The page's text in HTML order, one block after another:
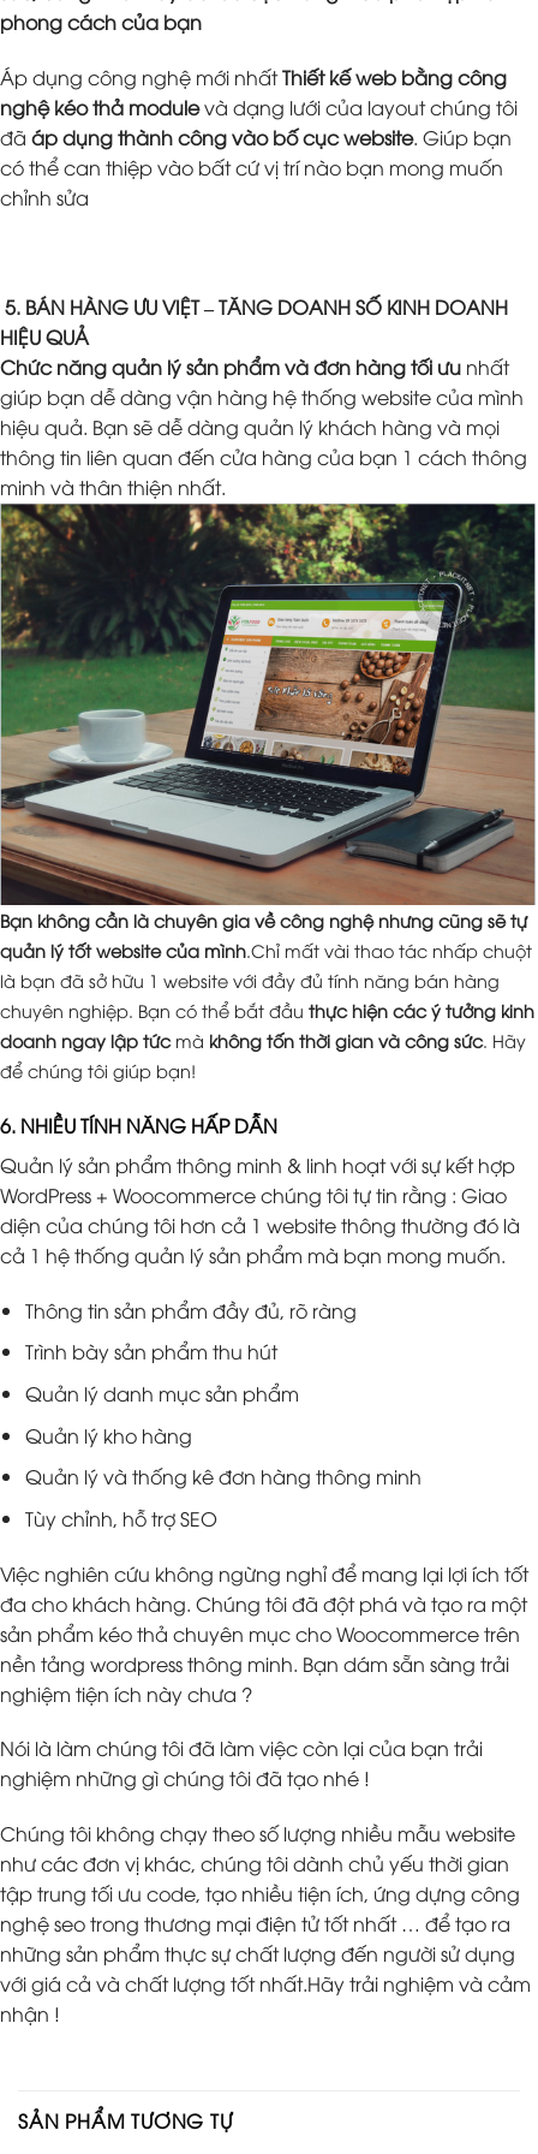
phong cách của bạn
Áp dụng công nghệ mới nhấtThiết kế web bằng công
nghệ kéo thả modulevà dạng lưới của layout chúng tôi
đã áp dụng thành công vào bố cục website. Giúp bạn
có thể can thiệp vào bất cứ vị trí nào bạn mong muốn
chỉnh sửa
5. BÁN HÀNG ƯU VIỆT – TĂNG DOANH SỐ KINH DOANH
HIỆU QUẢ
Chức năng quản lý sản phẩm và đơn hàng tối ưu nhất
giúp bạn dễ dàng vận hàng hệ thống website của mình
hiệu quả. Bạn sẽ dễ dàng quản lý khách hàng và mọi
thông tin liên quan đến cửa hàng của bạn 1 cách thông
minh và thân thiện nhất.
Bạn không cần là chuyên gia về công nghệ nhưng cũng sẽ tự
quản lý tốt website của mình.Chỉ mất vài thao tác nhấp chuột
là bạn đã sở hữu 1 website với đầy đủ tính năng bán hàng
chuyên nghiệp. Bạn có thể bắt đầu thực hiện các ý tưởng kinh
doanh ngay lập tứcmà không tốn thời gian và công sức. Hãy
để chúng tôi giúp bạn!
6. NHIỀU TÍNH NĂNG HẤP DẪN
Quản lý sản phẩm thông minh & linh hoạt với sự kết hợp
WordPress + Woocommerce chúng tôi tự tin rằng : Giao
diện của chúng tôi hơn cả 1 website thông thường đó là
cả 1 hệ thống quản lý sản phẩm mà bạn mong muốn.
Thông tin sản phẩm đầy đủ, rõ ràng
Trình bày sản phẩm thu hút
Quản lý danh mục sản phẩm
Quản lý kho hàng
Quản lý và thống kê đơn hàng thông minh
Tùy chỉnh, hỗ trợ SEO
Việc nghiên cứu không ngừng nghỉ để mang lại lợi ích tốt
đa cho khách hàng. Chúng tôi đã đột phá và tạo ra một
sản phẩm kéo thả chuyên mục cho Woocommerce trên
nền tảng wordpress thông minh. Bạn dám sẵn sàng trải
nghiệm tiện ích này chưa ?
Nói là làm chúng tôi đã làm việc còn lại của bạn trải
nghiệm những gì chúng tôi đã tạo nhé !
Chúng tôi không chạy theo số lượng nhiều mẫu website
như các đơn vị khác, chúng tôi dành chủ yếu thời gian
tập trung tối ưu code, tạo nhiều tiện ích, ứng dựng công
nghệ seo trong thương mại điện tử tốt nhất … để tạo ra
những sản phẩm thực sự chất lượng đến người sử dụng
với giá cả và chất lượng tốt nhất.Hãy trải nghiệm và cảm
nhận !
SẢN PHẨM TƯƠNG TỰ